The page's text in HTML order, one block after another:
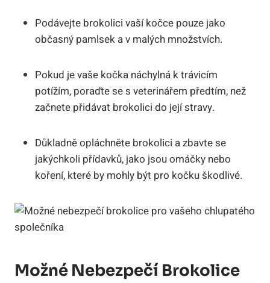
Podávejte brokolici vaší kočce pouze jako
občasný pamlsek a v malých množstvích.
Pokud je vaše kočka náchylná k trávicím
potížím, poraďte se s veterinářem předtím, než
začnete přidávat brokolici do její stravy.
Důkladně opláchněte brokolici a zbavte se
jakýchkoli přídavků, jako jsou omáčky nebo
koření, které by mohly být pro kočku škodlivé.
Možné Nebezpečí Brokolice